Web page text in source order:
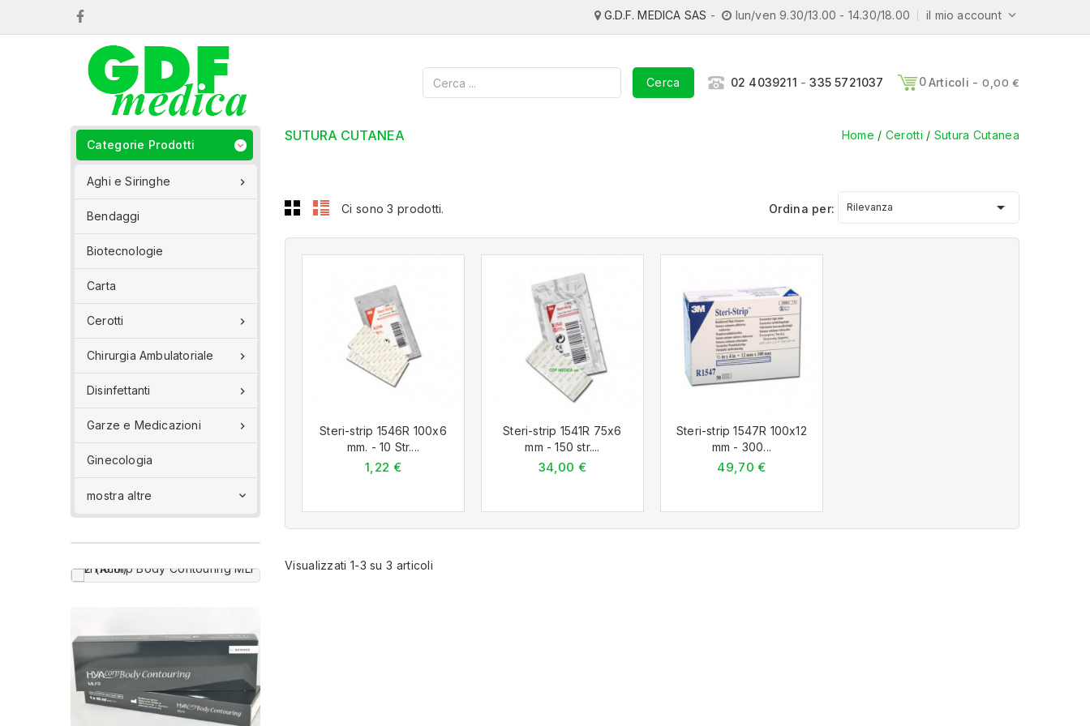
il mio account 
G.D.F. MEDICA SAS - lun/ven 9.30/13.00 - 14.30/18.00
0Articoli - 0,00 €
02 4039211 - 335 5721037
Cerca
Categorie Prodotti 

Aghi e Siringhe
Bendaggi
Biotecnologie
Carta

Cerotti

Chirurgia Ambulatoriale

Disinfettanti

Garze e Medicazioni
Ginecologia
mostra altre 
SUTURA CUTANEA Home Cerotti Sutura Cutanea
Ci sono 3 prodotti. Ordina per: Rilevanza 
Steri-strip 1546R 100x6
mm. - 10 Str....
1,22 €
Steri-strip 1541R 75x6
mm - 150 str....
34,00 €
Steri-strip 1547R 100x12
mm - 300...
49,70 €
Visualizzati 1-3 su 3 articoli